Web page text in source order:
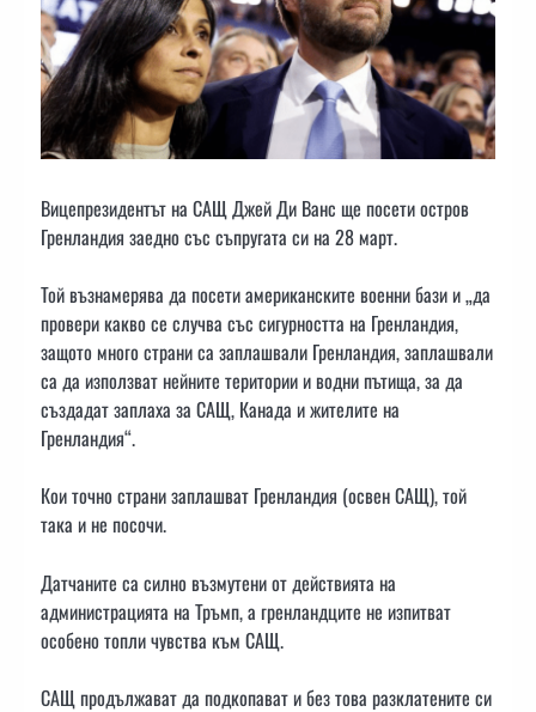
Вицепрезидентът на САЩ Джей Ди Ванс ще посети остров
Гренландия заедно със съпругата си на 28 март.
Той възнамерява да посети американските военни бази и „да
провери какво се случва със сигурността на Гренландия,
защото много страни са заплашвали Гренландия, заплашвали
са да използват нейните територии и водни пътища, за да
създадат заплаха за САЩ, Канада и жителите на
Гренландия“.
Кои точно страни заплашват Гренландия (освен САЩ), той
така и не посочи.
Датчаните са силно възмутени от действията на
администрацията на Тръмп, а гренландците не изпитват
особено топли чувства към САЩ.
САЩ продължават да подкопават и без това разклатените си